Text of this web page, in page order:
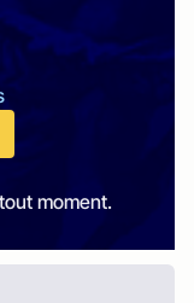
moment.